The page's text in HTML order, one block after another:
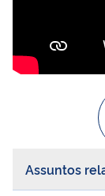
Assuntos